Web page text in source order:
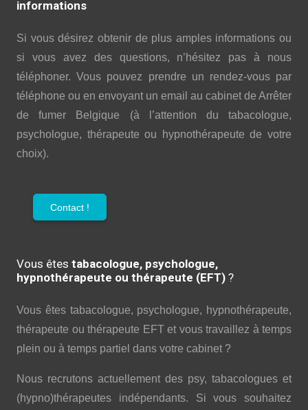
informations
Si vous désirez obtenir de plus amples informations ou
si vous avez des questions, n’hésitez pas à nous
téléphoner. Vous pouvez prendre un rendez-vous par
téléphone ou en envoyant un email au cabinet de Arrêter
de fumer Belgique (à l’attention du tabacologue,
psychologue, thérapeute ou hypnothérapeute de votre
choix).
Contact !
Vous êtes tabacologue, psychologue,
hypnothérapeute ou thérapeute (EFT) ?
Vous êtes tabacologue, psychologue, hypnothérapeute,
thérapeute ou thérapeute EFT et vous travaillez à temps
plein ou à temps partiel dans votre cabinet ?
Nous recrutons actuellement des psy, tabacologues et
(hypno)thérapeutes indépendants. Si vous souhaitez